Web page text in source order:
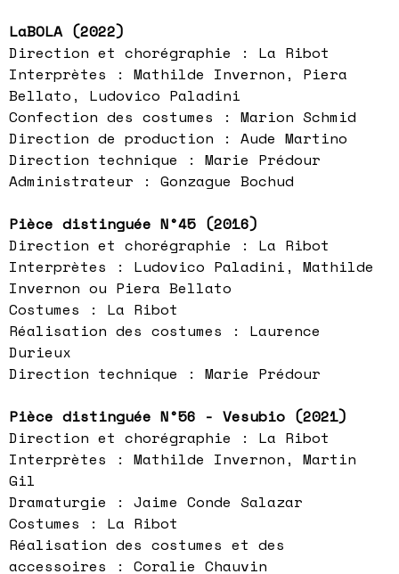
LaBOLA (2022)
Direction et chorégraphie : La Ribot
Interprètes : Mathilde Invernon, Piera
Bellato, Ludovico Paladini
Confection des costumes : Marion Schmid
Direction de production : Aude Martino
Direction technique : Marie Prédour
Administrateur : Gonzague Bochud
Pièce distinguée N°45 (2016)
Direction et chorégraphie : La Ribot
Interprètes : Ludovico Paladini, Mathilde
Invernon ou Piera Bellato
Costumes : La Ribot
Réalisation des costumes : Laurence
Durieux
Direction technique : Marie Prédour
Pièce distinguée N°56 - Vesubio (2021)
Direction et chorégraphie : La Ribot
Interprètes : Mathilde Invernon, Martin
Gil
Dramaturgie : Jaime Conde Salazar
Costumes : La Ribot
Réalisation des costumes et des
accessoires : Coralie Chauvin